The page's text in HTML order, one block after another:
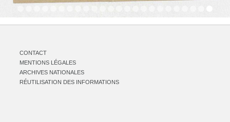
CONTACT
MENTIONS LÉGALES
ARCHIVES NATIONALES
RÉUTILISATION DES INFORMATIONS